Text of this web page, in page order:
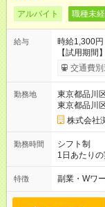
アルバイト 職種未
給与
時給1,300円
【試用期間
給与は本採
交通費別
勤務地
東京都品川
東京都品川
株式会社
勤務時間
シフト制
1日あたり
週2日以上
18:00（実働6時間~、休
児の都合に
特徴 副業・Wワ